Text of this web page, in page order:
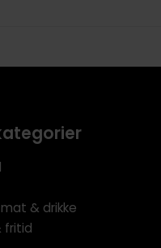
& drikke
fritid